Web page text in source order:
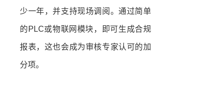
少一年，并支持现场调阅。通过简单
的PLC或物联网模块，即可生成合规
报表，这也会成为审核专家认可的加
分项。